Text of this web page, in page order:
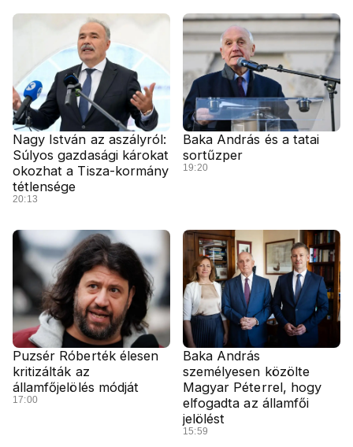
Nagy István az aszályról:
Súlyos gazdasági károkat
okozhat a Tisza-kormány
tétlensége
20:13
Baka András és a tatai
sortűzper
19:20
Puzsér Róberték élesen
kritizálták az
államfőjelölés módját
17:00
Baka András
személyesen közölte
Magyar Péterrel, hogy
elfogadta az államfői
jelölést
15:59